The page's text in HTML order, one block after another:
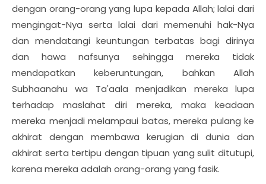
dengan orang-orang yang lupa kepada Allah; lalai dari
mengingat-Nya serta lalai dari memenuhi hak-Nya
dan mendatangi keuntungan terbatas bagi dirinya
dan hawa nafsunya sehingga mereka tidak
mendapatkan keberuntungan, bahkan Allah
Subhaanahu wa Ta'aala menjadikan mereka lupa
terhadap maslahat diri mereka, maka keadaan
mereka menjadi melampaui batas, mereka pulang ke
akhirat dengan membawa kerugian di dunia dan
akhirat serta tertipu dengan tipuan yang sulit ditutupi,
karena mereka adalah orang-orang yang fasik.